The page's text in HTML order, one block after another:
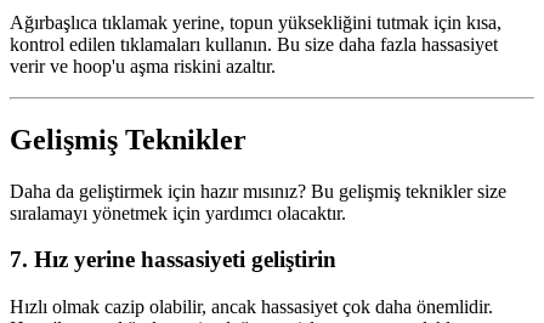
Ağırbaşlıca tıklamak yerine, topun yüksekliğini tutmak için kısa,
kontrol edilen tıklamaları kullanın. Bu size daha fazla hassasiyet
verir ve hoop'u aşma riskini azaltır.
Gelişmiş Teknikler
Daha da geliştirmek için hazır mısınız? Bu gelişmiş teknikler size
sıralamayı yönetmek için yardımcı olacaktır.
7. Hız yerine hassasiyeti geliştirin
Hızlı olmak cazip olabilir, ancak hassasiyet çok daha önemlidir.